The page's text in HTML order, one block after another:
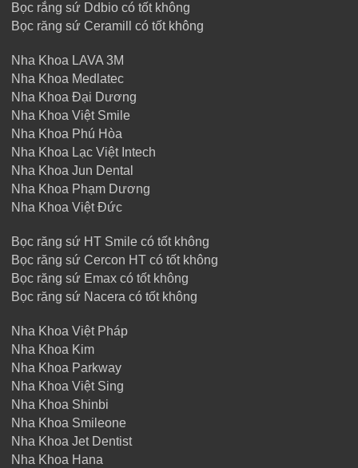
Bọc rắng sứ Ddbio có tốt không
Bọc răng sứ Ceramill có tốt không
Nha Khoa LAVA 3M
Nha Khoa Medlatec
Nha Khoa Đại Dương
Nha Khoa Việt Smile
Nha Khoa Phú Hòa
Nha Khoa Lạc Việt Intech
Nha Khoa Jun Dental
Nha Khoa Phạm Dương
Nha Khoa Việt Đức
Bọc răng sứ HT Smile có tốt không
Bọc răng sứ Cercon HT có tốt không
Bọc răng sứ Emax có tốt không
Bọc răng sứ Nacera có tốt không
Nha Khoa Việt Pháp
Nha Khoa Kim
Nha Khoa Parkway
Nha Khoa Việt Sing
Nha Khoa Shinbi
Nha Khoa Smileone
Nha Khoa Jet Dentist
Nha Khoa Hana